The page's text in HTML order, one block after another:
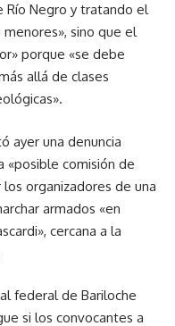
Río Negro y tratando el
sino que el
porque «se debe
allá de clases
ayer una denuncia
«posible comisión de
organizadores de una
armados «en
cercana a la
federal de Bariloche
si los convocantes a